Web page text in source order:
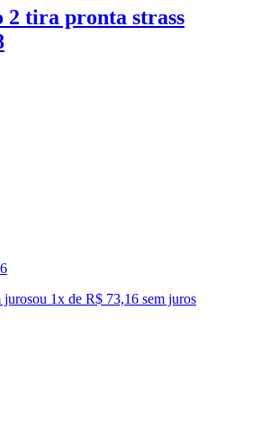
2 tira pronta strass
jurosou 1x de R$ 73,16 sem juros